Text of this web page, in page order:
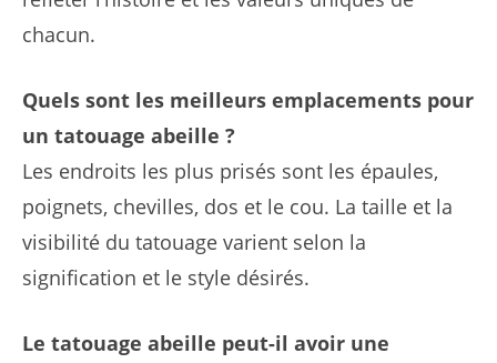
chacun.
Quels sont les meilleurs emplacements pour
un tatouage abeille ?
Les endroits les plus prisés sont les épaules,
poignets, chevilles, dos et le cou. La taille et la
visibilité du tatouage varient selon la
signification et le style désirés.
Le tatouage abeille peut-il avoir une